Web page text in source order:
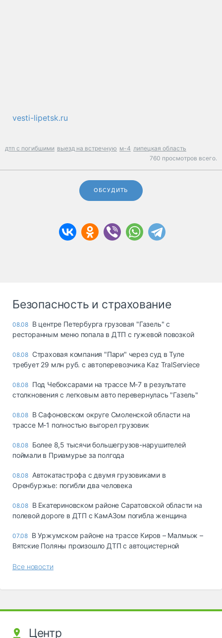
vesti-lipetsk.ru
дтп с погибшими выезд на встречную м-4 липецкая область
760 просмотров всего.
ОБСУДИТЬ
Безопасность и страхование
08.08 В центре Петербурга грузовая "Газель" с
ресторанным меню попала в ДТП с гужевой повозкой
08.08 Страховая компания "Пари" через суд в Туле
требует 29 млн руб. с автоперевозчика Kaz TralServiece
08.08 Под Чебоксарами на трассе М-7 в результате
столкновения с легковым авто перевернулась "Газель"
08.08 В Сафоновском округе Смоленской области на
трассе М-1 полностью выгорел грузовик
08.08 Более 8,5 тысячи большегрузов-нарушителей
поймали в Приамурье за полгода
08.08 Автокатастрофа с двумя грузовиками в
Оренбуржье: погибли два человека
08.08 В Екатериновском районе Саратовской области на
полевой дороге в ДТП с КамАЗом погибла женщина
07.08 В Уржумском районе на трассе Киров – Малмыж –
Вятские Поляны произошло ДТП с автоцистерной
Все новости
Центр